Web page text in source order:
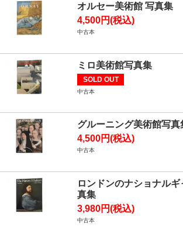
オルセー美術館 写真集
4,500円(税込)
中古本
ミロ美術館写真集
SOLD OUT
中古本
グルーニング美術館写真
4,500円(税込)
中古本
ロンドンのナショナル
真集
3,980円(税込)
中古本